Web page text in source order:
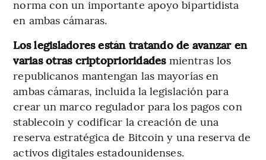
norma con un importante apoyo bipartidista
en ambas cámaras.
Los legisladores están tratando de avanzar en
varias otras criptoprioridades mientras los
republicanos mantengan las mayorías en
ambas cámaras, incluida la legislación para
crear un marco regulador para los pagos con
stablecoin y codificar la creación de una
reserva estratégica de Bitcoin y una reserva de
activos digitales estadounidenses.